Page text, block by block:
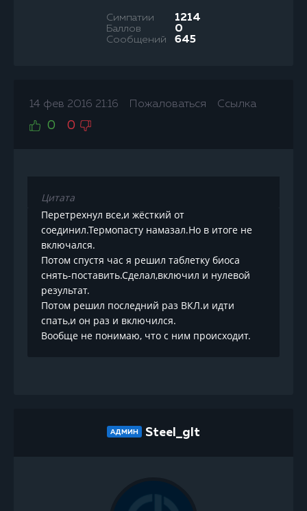
Симпатии 1214
Баллов 0
Сообщений 645
14 фев 2016 21:16 Пожаловаться Ссылка
0 0
Цитата
Перетрехнул все,и жёсткий от
соединил.Термопасту намазал.Но в итоге не
включался.
Потом спустя час я решил таблетку биоса
снять-поставить.Сделал,включил и нулевой
результат.
Потом решил последний раз ВКЛ.и идти
спать,и он раз и включился.
Вообще не понимаю, что с ним происходит.
АДМИН Steel_glt